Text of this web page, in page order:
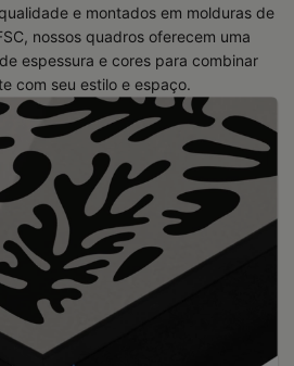
e montados em molduras de
nossos quadros oferecem uma
espessura e cores para combinar
com seu estilo e espaço.